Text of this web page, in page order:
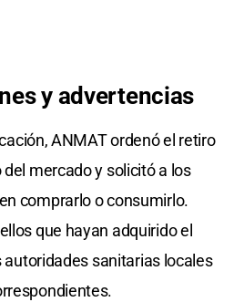
y advertencias
ANMAT ordenó el retiro
mercado y solicitó a los
comprarlo o consumirlo.
que hayan adquirido el
sanitarias locales